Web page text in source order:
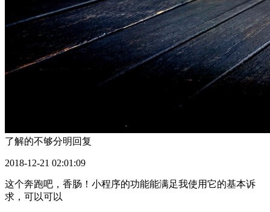
了解的不够分明 回复
2018-12-21 02:01:09
这个奔跑吧，香肠！小程序的功能能满足我使用它的基本诉
求，可以可以